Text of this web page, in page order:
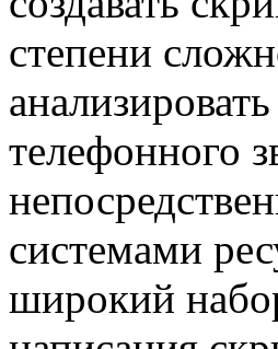
степени
телефонного
системами
широкий